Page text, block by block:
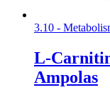
3.10 -
L-
Ampolas